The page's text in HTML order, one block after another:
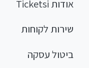
אודות Ticketsi
שירות לקוחות
ביטול עסקה